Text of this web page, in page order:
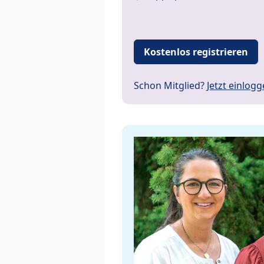
Kostenlos registrieren
Schon Mitglied? Jetzt